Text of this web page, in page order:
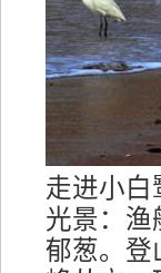
走进小白
光景：渔
郁葱。登